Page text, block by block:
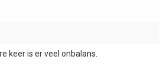
keer is er veel onbalans.